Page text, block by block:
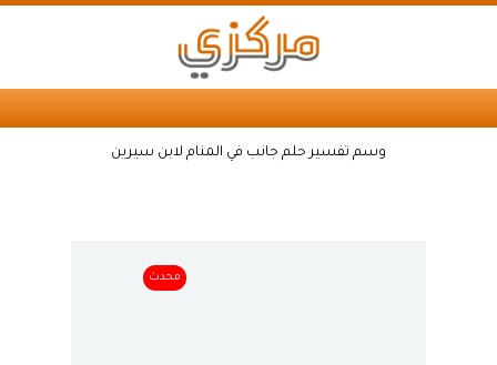
وسم تفسير حلم جانب في المنام لابن سيرين
محدث